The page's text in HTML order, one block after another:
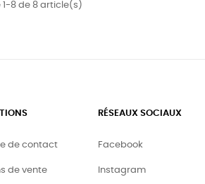
1-8 de 8 article(s)
de contact
de vente
RÉSEAUX SOCIAUX
Facebook
Instagram